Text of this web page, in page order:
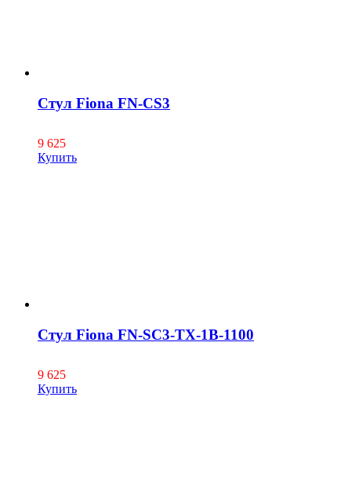
Стул Fiona FN-CS3
9 625
Купить
Стул Fiona FN-SC3-TX-1B-1100
9 625
Купить